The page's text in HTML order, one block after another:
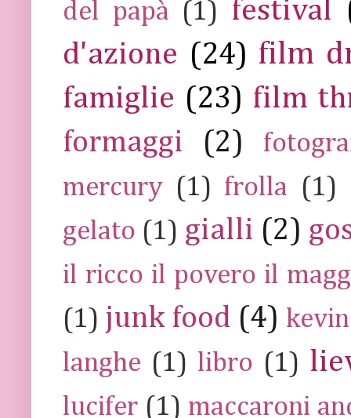
del papà (1) festival
d'azione (24) film
famiglie (23) film
formaggi
(2)
mercury (1) frolla (1)
gelato (1) gialli (2)
il ricco il povero il
(1) junk food (4)
langhe (1) libro (1)
lucifer (1) maccaroni